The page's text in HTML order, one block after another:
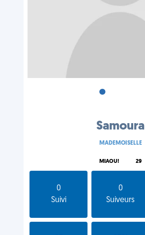
•
Samoura
MADEMOISELLE
MIAOU! 29
0
Suivi
0
Suiveurs